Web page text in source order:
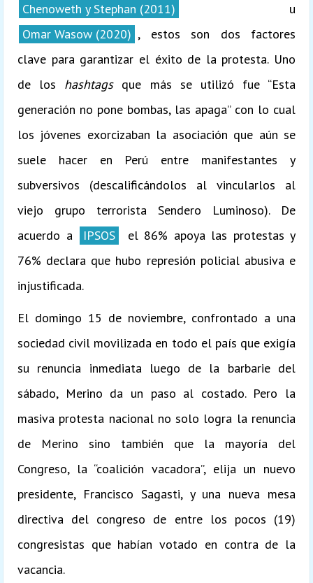
Chenoweth y Stephan (2011)
u
Omar Wasow (2020) , estos son dos factores
clave para garantizar el éxito de la protesta. Uno
de los hashtagsque más se utilizó fue “Esta
generación no pone bombas, las apaga” con lo cual
los jóvenes exorcizaban la asociación que aún se
suele hacer en Perú entre manifestantes y
subversivos (descalificándolos al vincularlos al
viejo grupo terrorista Sendero Luminoso). De
acuerdo a
IPSOS
el 86% apoya las protestas y
76% declara que hubo represión policial abusiva e
injustificada.
El domingo 15 de noviembre, confrontado a una
sociedad civil movilizada en todo el país que exigía
su renuncia inmediata luego de la barbarie del
sábado, Merino da un paso al costado. Pero la
masiva protesta nacional no solo logra la renuncia
de Merino sino también que la mayoría del
Congreso, la “coalición vacadora”, elija un nuevo
presidente, Francisco Sagasti, y una nueva mesa
directiva del congreso de entre los pocos (19)
congresistas que habían votado en contra de la
vacancia.